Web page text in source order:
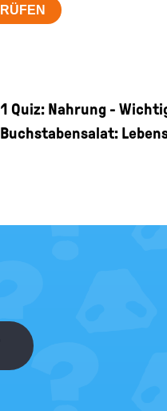
Quiz: Nahrung -
Buchstabensalat: